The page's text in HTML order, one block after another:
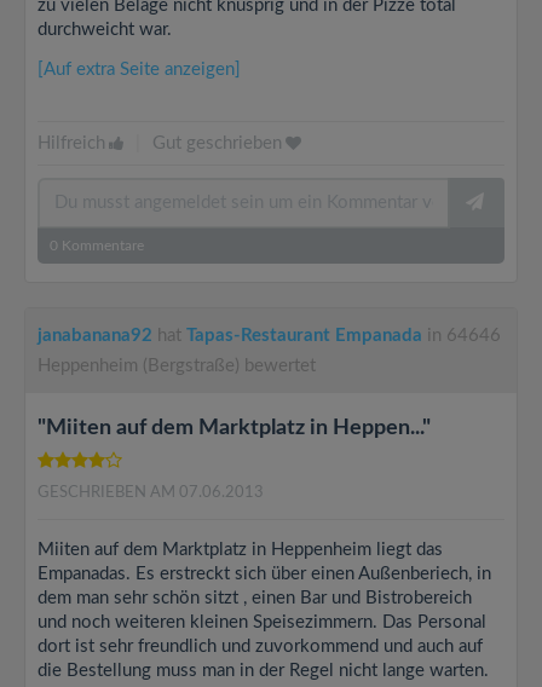
zu vielen Beläge nicht knusprig und in der Pizze total
durchweicht war.
[Auf extra Seite anzeigen]
Hilfreich Gut geschrieben
0 Kommentare
janabanana92 hat Tapas-Restaurant Empanada in 64646
Heppenheim (Bergstraße) bewertet
"Miiten auf dem Marktplatz in Heppen..."
GESCHRIEBEN AM 07.06.2013
Miiten auf dem Marktplatz in Heppenheim liegt das
Empanadas. Es erstreckt sich über einen Außenberiech, in
dem man sehr schön sitzt , einen Bar und Bistrobereich
und noch weiteren kleinen Speisezimmern. Das Personal
dort ist sehr freundlich und zuvorkommend und auch auf
die Bestellung muss man in der Regel nicht lange warten.